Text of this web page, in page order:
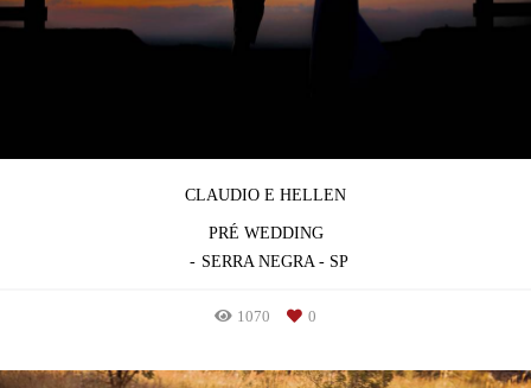
CLAUDIO E HELLEN
PRÉ WEDDING
SERRA NEGRA - SP
1070 0